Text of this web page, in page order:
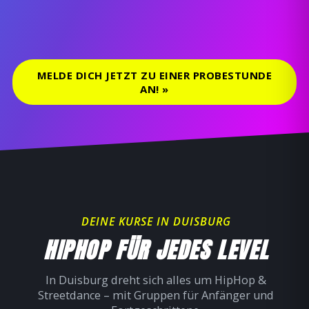
MELDE DICH JETZT ZU EINER PROBESTUNDE
AN! »
DEINE KURSE IN DUISBURG
HIPHOP FÜR JEDES LEVEL
In Duisburg dreht sich alles um HipHop &
Streetdance – mit Gruppen für Anfänger und